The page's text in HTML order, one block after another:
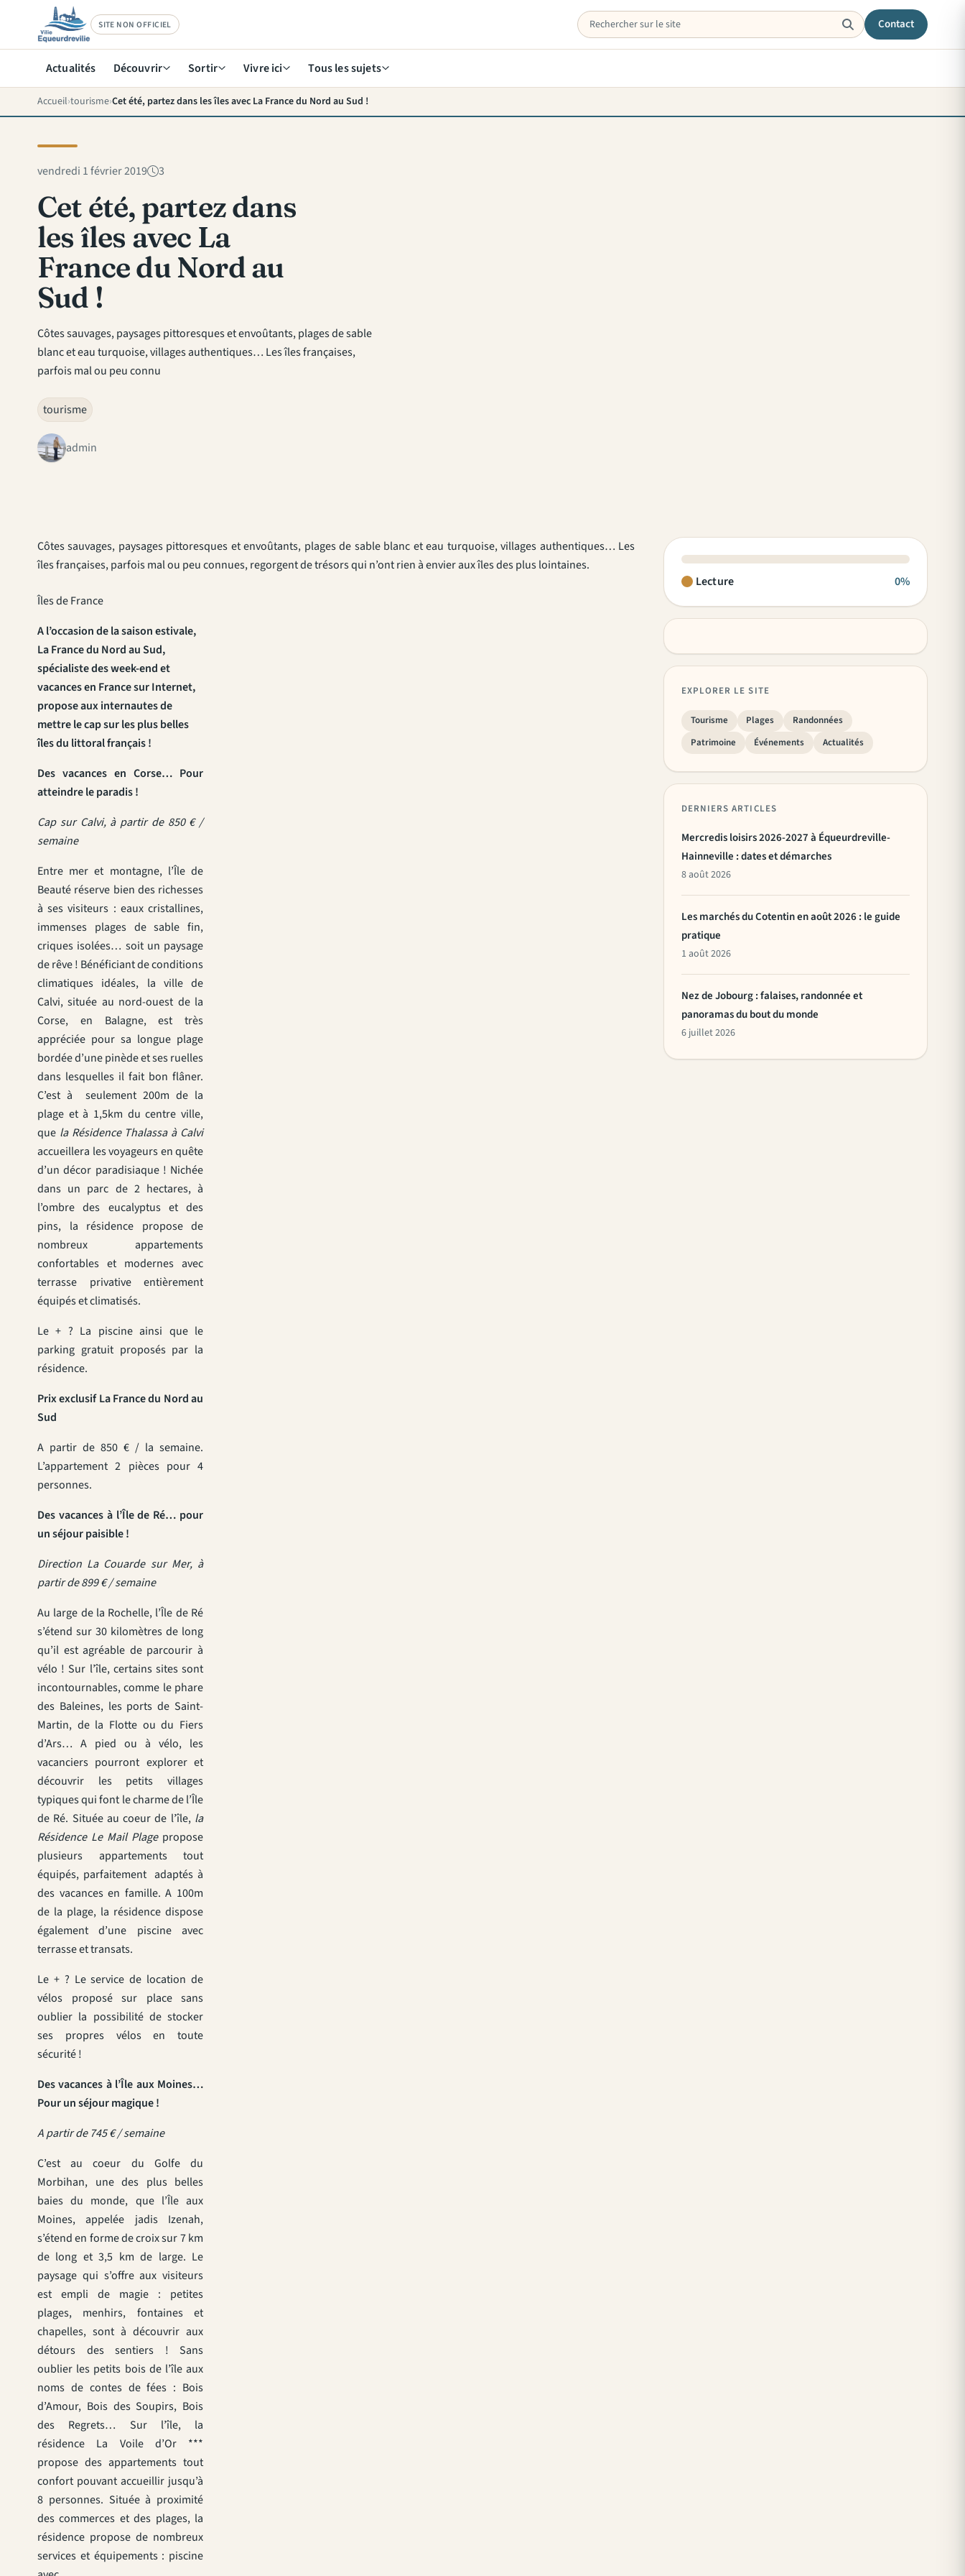
SITE NON OFFICIEL Contact
Actualités Découvrir Sortir Vivre ici Tous les sujets
Accueil tourisme Cet été, partez dans les îles avec La France du Nord au Sud !
vendredi 1 février 2019 3
Cet été, partez dans
les îles avec La
France du Nord au
Sud !
Côtes sauvages, paysages pittoresques et envoûtants, plages de sable
blanc et eau turquoise, villages authentiques… Les îles françaises,
parfois mal ou peu connu
tourisme
admin
Côtes sauvages, paysages pittoresques et envoûtants, plages de sable blanc et eau turquoise, villages authentiques… Les
îles françaises, parfois mal ou peu connues, regorgent de trésors qui n’ont rien à envier aux îles des plus lointaines.
Îles de France
A l’occasion de la saison estivale,
La France du Nord au Sud,
spécialiste des week-end et
vacances en France sur Internet,
propose aux internautes de
mettre le cap sur les plus belles
îles du littoral français !
Des vacances en Corse… Pour
atteindre le paradis !
Cap sur Calvi, à partir de 850 € /
semaine
Entre mer et montagne, l’Île de
Beauté réserve bien des richesses
à ses visiteurs : eaux cristallines,
immenses plages de sable fin,
criques isolées… soit un paysage
de rêve ! Bénéficiant de conditions
climatiques idéales, la ville de
Calvi, située au nord-ouest de la
Corse, en Balagne, est très
appréciée pour sa longue plage
bordée d’une pinède et ses ruelles
dans lesquelles il fait bon flâner.
C’est à seulement 200m de la
plage et à 1,5km du centre ville,
que la Résidence Thalassa à Calvi
accueillera les voyageurs en quête
d’un décor paradisiaque ! Nichée
dans un parc de 2 hectares, à
l’ombre des eucalyptus et des
pins, la résidence propose de
nombreux appartements
confortables et modernes avec
terrasse privative entièrement
équipés et climatisés.
Le + ? La piscine ainsi que le
parking gratuit proposés par la
résidence.
Prix exclusif La France du Nord au
Sud
A partir de 850 € / la semaine.
L’appartement 2 pièces pour 4
personnes.
Des vacances à l’Île de Ré… pour
un séjour paisible !
Direction La Couarde sur Mer, à
partir de 899 € / semaine
Au large de la Rochelle, l’Île de Ré
s’étend sur 30 kilomètres de long
qu’il est agréable de parcourir à
vélo ! Sur l’île, certains sites sont
incontournables, comme le phare
des Baleines, les ports de Saint-
Martin, de la Flotte ou du Fiers
d’Ars… A pied ou à vélo, les
vacanciers pourront explorer et
découvrir les petits villages
typiques qui font le charme de l’Île
de Ré. Située au coeur de l’île, la
Résidence Le Mail Plage propose
plusieurs appartements tout
équipés, parfaitement adaptés à
des vacances en famille. A 100m
de la plage, la résidence dispose
également d’une piscine avec
terrasse et transats.
Le + ? Le service de location de
vélos proposé sur place sans
oublier la possibilité de stocker
ses propres vélos en toute
sécurité !
Des vacances à l’Île aux Moines…
Pour un séjour magique !
A partir de 745 € / semaine
C’est au coeur du Golfe du
Morbihan, une des plus belles
baies du monde, que l’Île aux
Moines, appelée jadis Izenah,
s’étend en forme de croix sur 7 km
de long et 3,5 km de large. Le
paysage qui s’offre aux visiteurs
est empli de magie : petites
plages, menhirs, fontaines et
chapelles, sont à découvrir aux
détours des sentiers ! Sans
oublier les petits bois de l’île aux
noms de contes de fées : Bois
d’Amour, Bois des Soupirs, Bois
des Regrets… Sur l’île, la
résidence La Voile d’Or ***
propose des appartements tout
confort pouvant accueillir jusqu’à
8 personnes. Située à proximité
des commerces et des plages, la
résidence propose de nombreux
services et équipements : piscine
Lecture 0%
EXPLORER LE SITE
Tourisme Plages
Randonnées
Patrimoine
Événements Actualités
DERNIERS ARTICLES
Mercredis loisirs 2026-2027 à Équeurdreville-
Hainneville : dates et démarches
8 août 2026
Les marchés du Cotentin en août 2026 : le guide
pratique
1 août 2026
Nez de Jobourg : falaises, randonnée et
panoramas du bout du monde
6 juillet 2026